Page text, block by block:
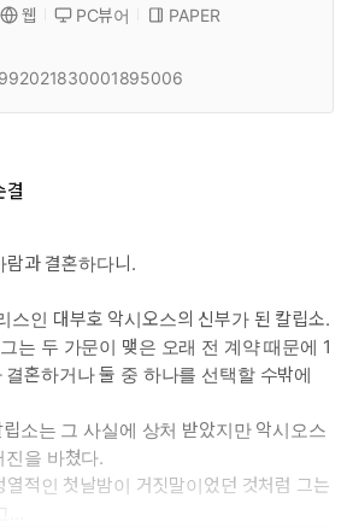
웹 PC뷰어
PAPER
결
람과 결혼하다니.
스인 대부호 악시오스의 신부가 된 칼립소.
는 두 가문이 맺은 오래 전 계약 때문에 1
혼하거나 둘 중 하나를 선택할 수밖에
소는 그 사실에 상처 받았지만 악시오스
을 바쳤다.
열적인 첫날밤이 거짓말이었던 것처럼 그는
…